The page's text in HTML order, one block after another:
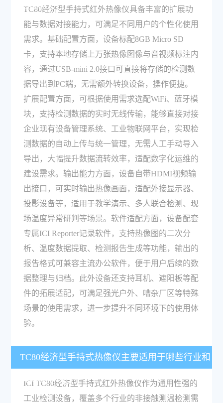
对接能力？
TC80经济型手持式红外热像仪具备丰富的扩展功
能与数据对接能力，可满足不同用户的个性化使用
需求。基础配置方面，设备标配8GB Micro SD
卡，支持本地存储上万张热像图像与音视频标注内
容，通过USB-mini 2.0接口可直接将存储的检测数
据导出到PC端，无需额外转换设备，操作便捷。
扩展配置方面，可根据使用需求选配WiFi、蓝牙模
块，支持检测数据的实时无线传输，能够直接对接
企业现有设备管理系统、工业物联网平台，实现检
测数据的自动上传与统一管理，无需人工手动导入
导出，大幅提升数据流转效率，适配数字化运维的
建设需求。输出能力方面，设备自带HDMI视频输
出接口，可实时输出热像画面，适配外接显示器、
投影设备等，适用于教学演示、多人联合检测、现
场温度异常研判等场景。软件适配方面，设备配套
专属ICI Reporter记录软件，支持热像图的二次分
析、温度数据提取、检测报告生成等功能，输出的
报告格式可兼容主流办公软件，便于用户后续的数
据整理与归档。此外设备还支持耳机、遮阳板等配
件的拓展适配，可满足强光户外、嘈杂厂区等特殊
场景的使用需求，进一步提升不同环境下的使用体
验。
TC80经济型手持式热像仪主要适用于哪些行业和
具体检测场景？
ICI TC80经济型手持式红外热像仪作为通用性强的
工业检测设备，覆盖多个行业的非接触测温检测需